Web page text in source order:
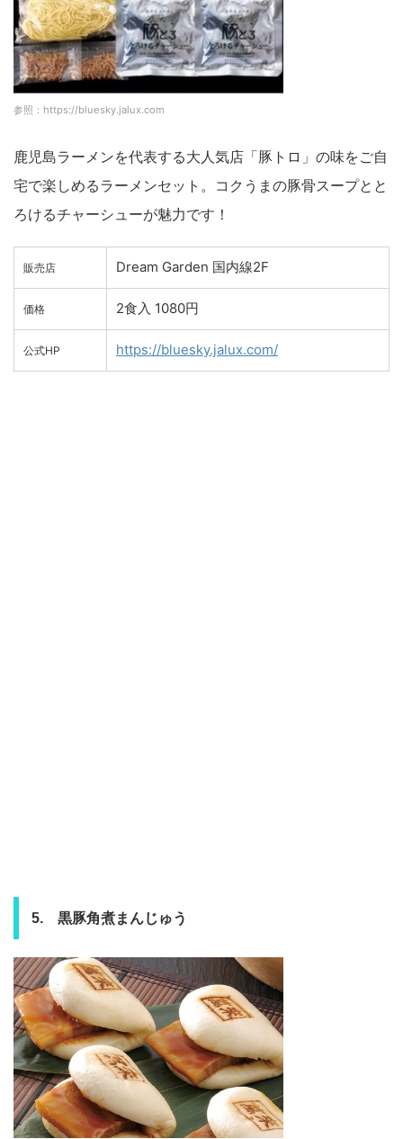
参照：https://bluesky.jalux.com
鹿児島ラーメンを代表する大人気店「豚トロ」の味をご自
宅で楽しめるラーメンセット。コクうまの豚骨スープとと
ろけるチャーシューが魅力です！
販売店 Dream Garden 国内線2F
価格 2食入 1080円
公式HP https://bluesky.jalux.com/
5. 黒豚角煮まんじゅう